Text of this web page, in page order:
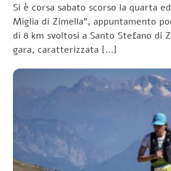
Si è corsa sabato scorso la quarta
Miglia di Zimella”, appuntamento
di 8 km svoltosi a Santo Stefano di
gara, caratterizzata […]